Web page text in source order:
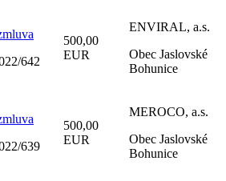
642
500,00
EUR
ENVIRAL, a.s.
Obec Jaslovské
Bohunice
639
500,00
EUR
MEROCO, a.s.
Obec Jaslovské
Bohunice